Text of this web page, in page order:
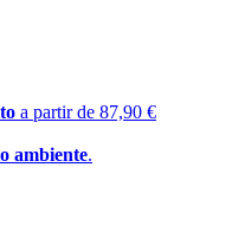
a partir de 87,90 €
ambiente.